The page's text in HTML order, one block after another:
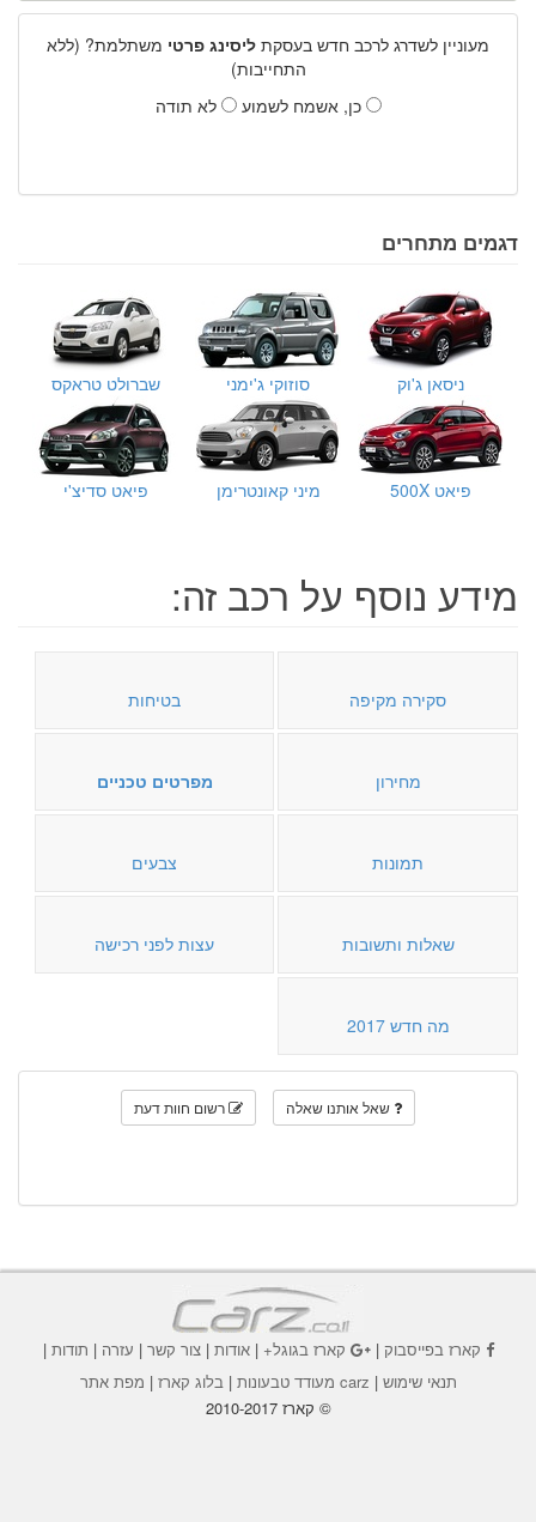
מעוניין לשדרג לרכב חדש בעסקת ליסינג פרטי משתלמת? (ללא
התחייבות)
כן, אשמח לשמוע
לא תודה
דגמים מתחרים
ניסאן ג'וק סוזוקי ג'ימני שברולט טראקס
פיאט 500X מיני קאונטרימן פיאט סדיצ'י
מידע נוסף על רכב זה:
סקירה מקיפה בטיחות
מחירון מפרטים טכניים
תמונות צבעים
שאלות ותשובות עצות לפני רכישה
מה חדש 2017
שאל אותנו שאלה רשום חוות דעת
קארז בפייסבוק| קארז בגוגל+|אודות |צור קשר | עזרה | תודות |
תנאי שימוש | carz מעודד טבעונות | בלוג קארז | מפת אתר
© קארז 2010-2017